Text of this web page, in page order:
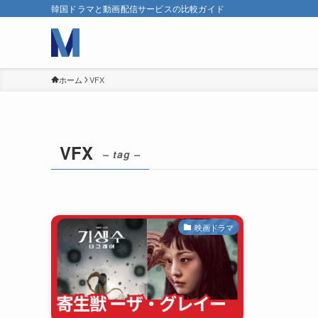
韓国ドラマと動画配信サービスの比較ガイド
ホーム VFX
VFX – tag –
映画ドラマ